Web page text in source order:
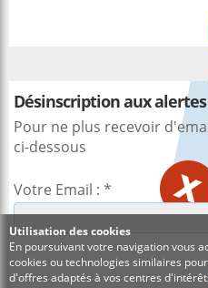
Désinscription aux
Pour ne plus recevoir
ci-dessous
Votre Email : *
Utilisation des cookies
En poursuivant votre navigation vous
cookies ou technologies similaires
d'offres adaptés à vos centres